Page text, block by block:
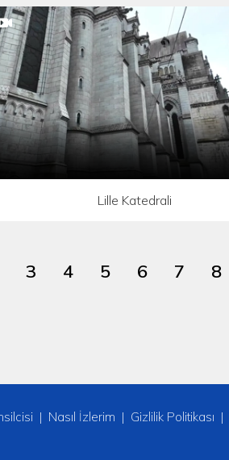
Lille Katedrali
3 4 5 6 7 8
Nasıl İzlerim Gizlilik Politikası